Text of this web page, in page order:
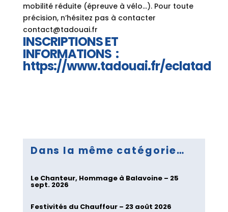
mobilité réduite (épreuve à vélo…). Pour toute
précision, n’hésitez pas à contacter
contact@tadouai.fr
INSCRIPTIONS ET
INFORMATIONS :
https://www.tadouai.fr/eclatad
Dans la même catégorie…
Le Chanteur, Hommage à Balavoine – 25
sept. 2026
Festivités du Chauffour – 23 août 2026